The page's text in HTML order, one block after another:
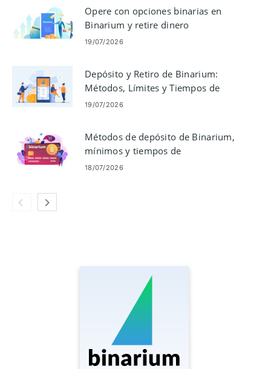
Opere con opciones binarias en
Binarium y retire dinero
19/07/2026
Depósito y Retiro de Binarium:
Métodos, Límites y Tiempos de
Procesamiento
19/07/2026
Métodos de depósito de Binarium,
mínimos y tiempos de
procesamiento
18/07/2026